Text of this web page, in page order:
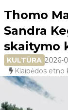
Thomo
Sandra
skaitymo
KULTŪRA 2026-
Klaipėdos etno